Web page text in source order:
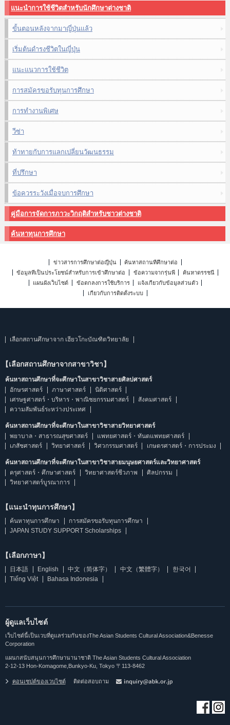
แนะนำการใช้ชีวิตสำหรับนักศึกษาต่างชาติ
ขั้นตอนหลังจากมาญี่ปุ่นแล้ว
เริ่มต้นดำรงชีวิตในญี่ปุ่น
แนะแนวการใช้ชีวิต
การสมัครขอรับทุนการศึกษา
การทำงานพิเศษ
วีซ่า
ท้าทายกับการแลกเปลี่ยนวัฒนธรรม
ที่ปรึกษา
ข้อควรระวังเมื่อจบการศึกษา
คู่มือการจัดการภาวะวิกฤติสำหรับชาวต่างชาติ
ค้นหาทุนการศึกษา
ข่าวสารการศึกษาต่อญี่ปุ่น
ค้นหาสถานที่ศึกษาต่อ
ข้อมูลที่เป็นประโยชน์สำหรับการเข้าศึกษาต่อ
ข้อความจากรุ่นพี่
ค้นหาดรรชนี
แผนผังเว็บไซต์
ข้อตกลงการใช้บริการ
แจ้งเกี่ยวกับข้อมูลส่วนตัว
เกี่ยวกับการติดตั้งระบบ
เลือกสถานศึกษาจาก เฮียวโกะบัณฑิตวิทยาลัย
【เลือกสถานศึกษาจากสาขาวิชา】
ค้นหาสถานศึกษาที่จะศึกษาในสาขาวิชาสายศิลปศาสตร์
อักษรศาสตร์
ภาษาศาสตร์
นิติศาสตร์
เศรษฐศาสตร์・บริหาร・พาณิชยกรรมศาสตร์
สังคมศาสตร์
ความสัมพันธ์ระหว่างประเทศ
ค้นหาสถานศึกษาที่จะศึกษาในสาขาวิชาสายวิทยาศาสตร์
พยาบาล・สาธารณสุขศาสตร์
แพทยศาสตร์・ทันตแพทยศาสตร์
เภสัชศาสตร์
วิทยาศาสตร์ วิศวกรรมศาสตร์ เกษตรศาสตร์・การประมง
ค้นหาสถานศึกษาที่จะศึกษาในสาขาวิชาสายมนุษยศาสตร์และวิทยาศาสตร์
ครุศาสตร์・ศึกษาศาสตร์
วิทยาศาสตร์ชีวภาพ
ศิลปกรรม
วิทยาศาสตร์บูรณาการ
【แนะนำทุนการศึกษา】
ค้นหาทุนการศึกษา
การสมัครขอรับทุนการศึกษา
JAPAN STUDY SUPPORT Scholarships
【เลือกภาษา】
日本語 English 中文（简体字） 中文（繁體字）
한국어
Tiếng Việt
Bahasa Indonesia
ผู้ดูแลเว็บไซต์
เว็บไซต์นี้เป็นเวบที่ดูแลร่วมกันของThe Asian Students Cultural Association&Benesse
Corporation
แผนกสนับสนุนการศึกษานานาชาติ The Asian Students Cultural Association
2-12-13 Hon-Komagome,Bunkyo-Ku, Tokyo 〒113-8462
คอนเซปต์ของเวบไซต์ ติดต่อสอบถาม